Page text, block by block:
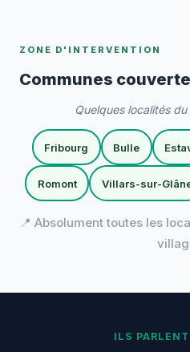
ZONE D'INTERVENTION
Communes
Quelques localités
Fribourg Bulle
Romont Villars-sur-
📍 Absolument toutes les
ILS